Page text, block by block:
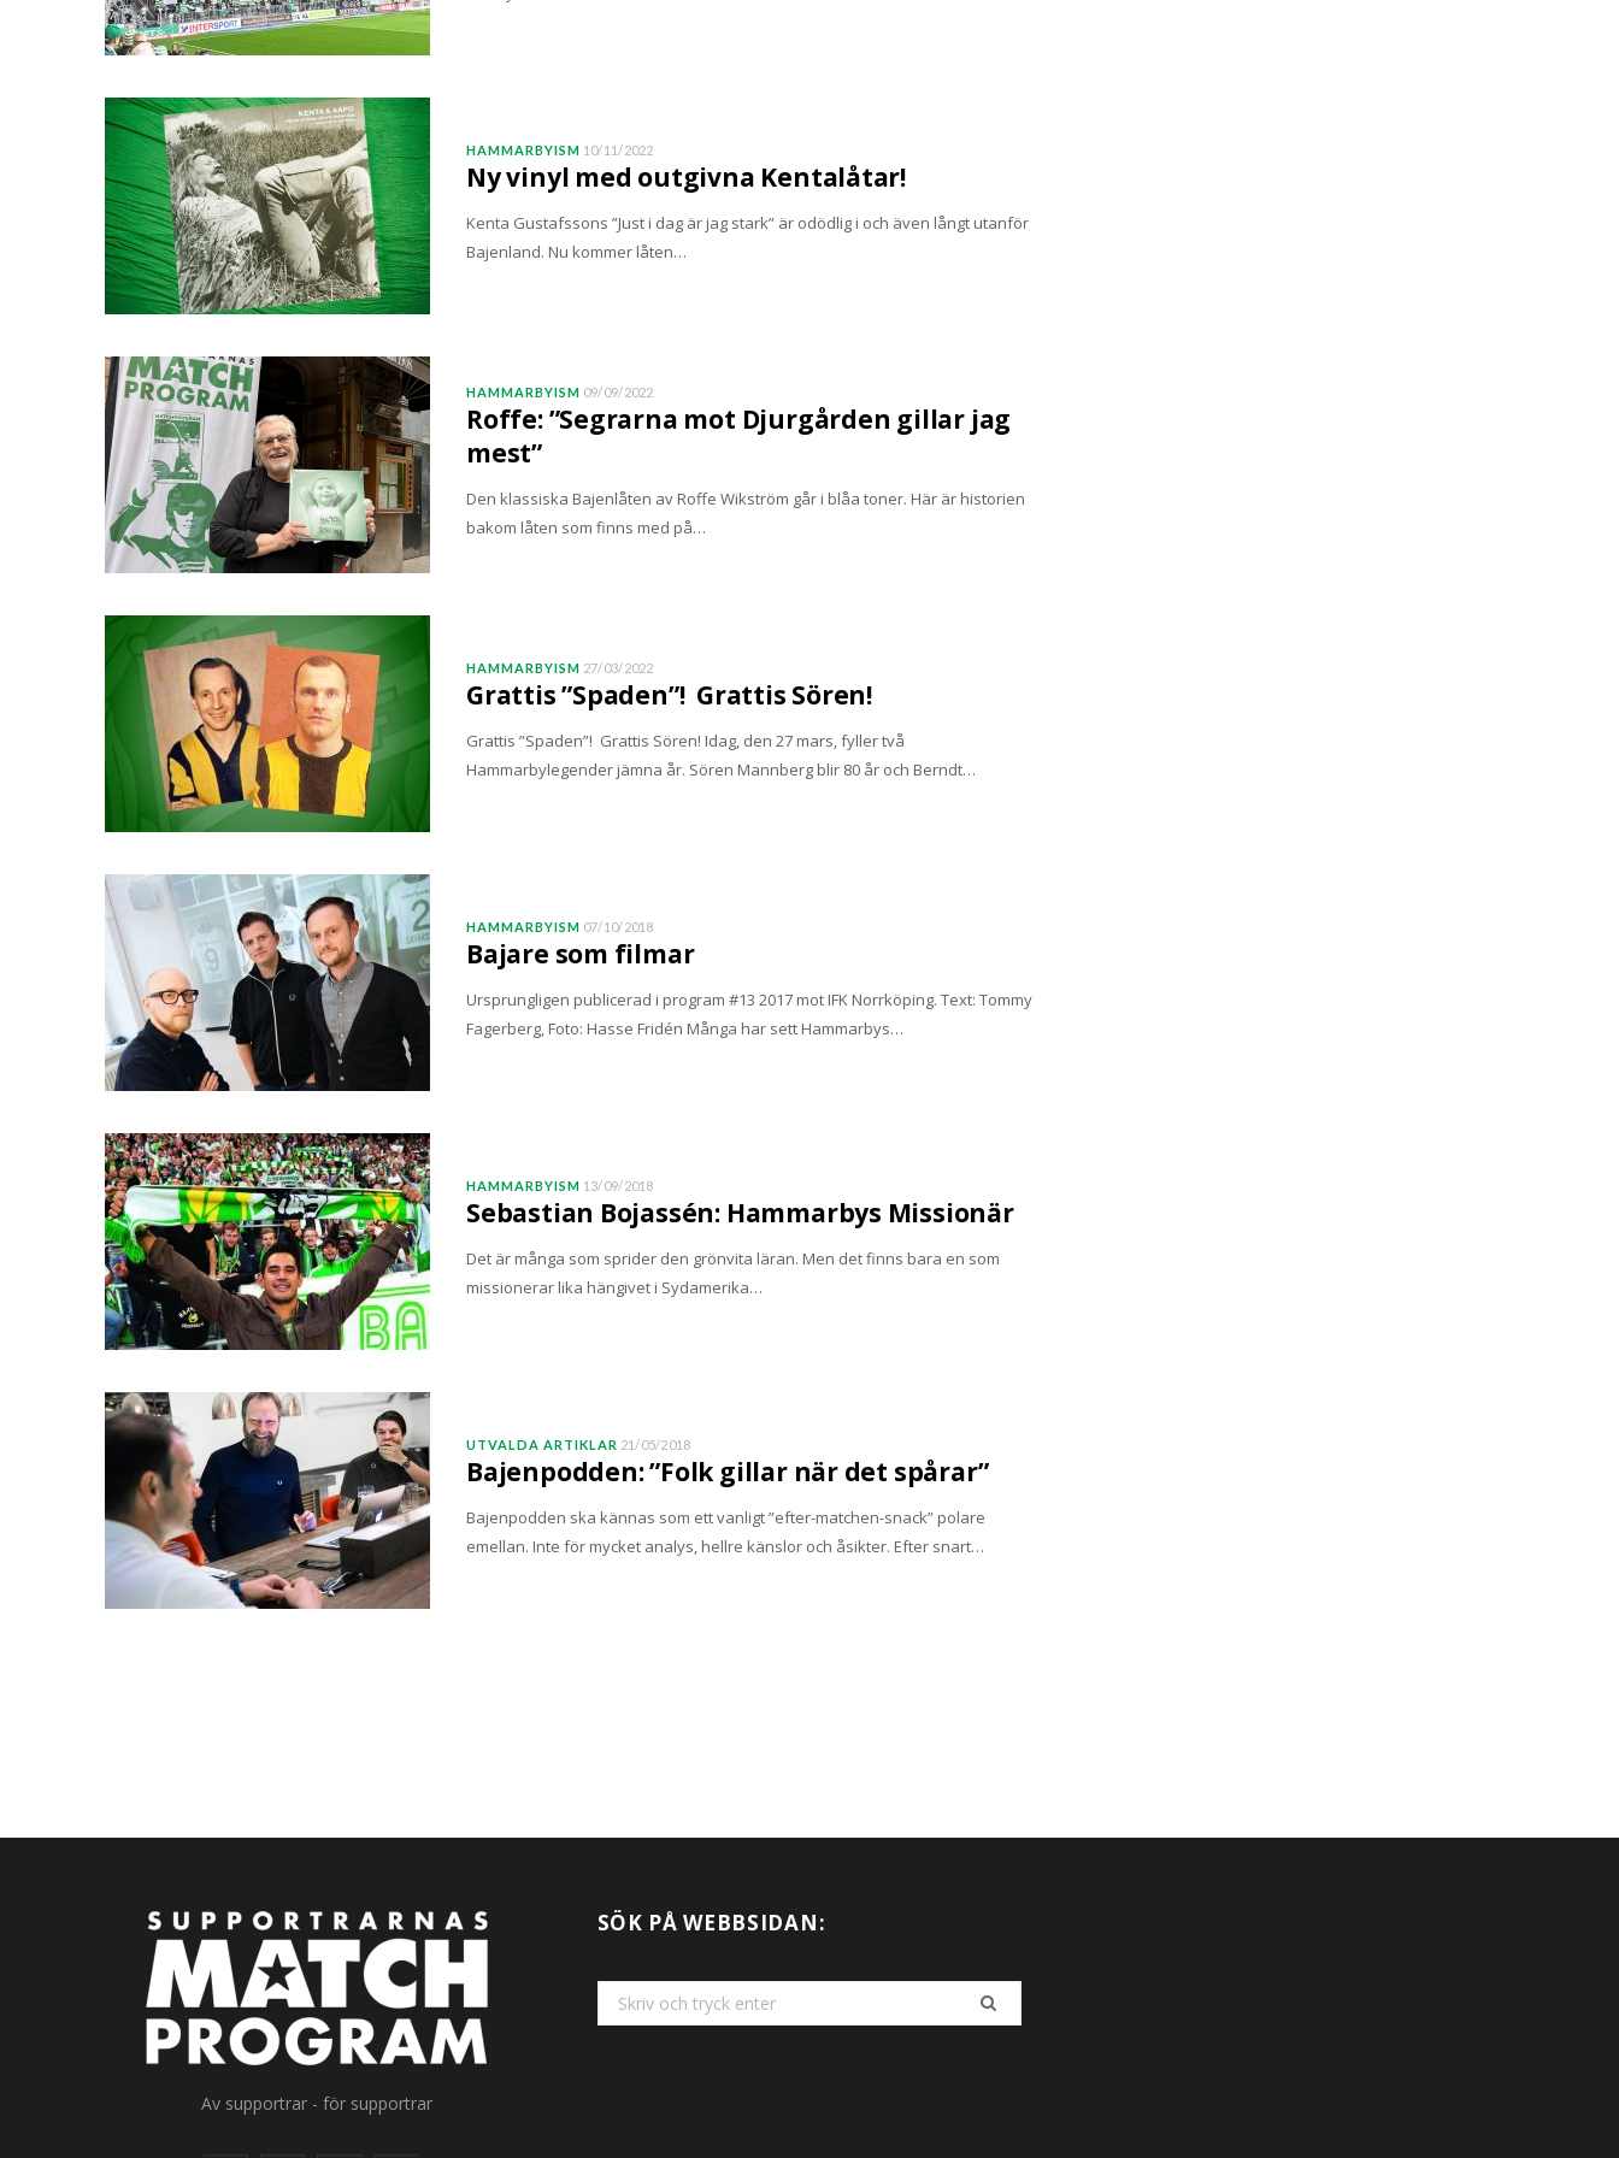
HAMMARBYISM 10/11/2022
Ny vinyl med outgivna Kentalåtar!
Kenta Gustafssons ”Just i dag är jag stark” är odödlig i och även långt utanför
Bajenland. Nu kommer låten…
HAMMARBYISM 09/09/2022
Roffe: ”Segrarna mot Djurgården gillar jag
mest”
Den klassiska Bajenlåten av Roffe Wikström går i blåa toner. Här är historien
bakom låten som finns med på…
HAMMARBYISM 27/03/2022
Grattis ”Spaden”! Grattis Sören!
Grattis ”Spaden”! Grattis Sören! Idag, den 27 mars, fyller två
Hammarbylegender jämna år. Sören Mannberg blir 80 år och Berndt…
HAMMARBYISM 07/10/2018
Bajare som filmar
Ursprungligen publicerad i program #13 2017 mot IFK Norrköping. Text: Tommy
Fagerberg, Foto: Hasse Fridén Många har sett Hammarbys…
HAMMARBYISM 13/09/2018
Sebastian Bojassén: Hammarbys Missionär
Det är många som sprider den grönvita läran. Men det finns bara en som
missionerar lika hängivet i Sydamerika…
UTVALDA ARTIKLAR 21/05/2018
Bajenpodden: ”Folk gillar när det spårar”
Bajenpodden ska kännas som ett vanligt ”efter-matchen-snack” polare
emellan. Inte för mycket analys, hellre känslor och åsikter. Efter snart…
Av supportrar - för supportrar
SÖK PÅ WEBBSIDAN:
Search
for: